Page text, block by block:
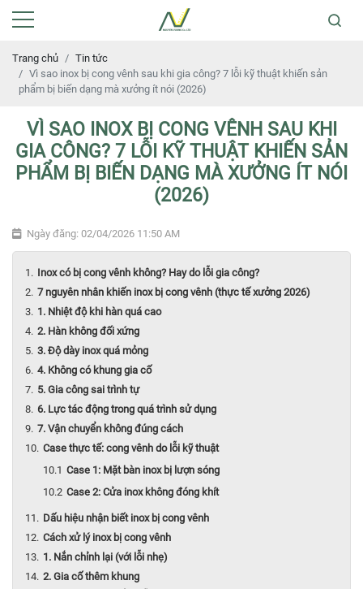
Trang chủ
Tin tức
Vì sao inox bị cong vênh sau khi gia công? 7 lỗi kỹ thuật khiến sản
phẩm bị biến dạng mà xưởng ít nói (2026)
VÌ SAO INOX BỊ CONG VÊNH SAU KHI
GIA CÔNG? 7 LỖI KỸ THUẬT KHIẾN SẢN
PHẨM BỊ BIẾN DẠNG MÀ XƯỞNG ÍT NÓI
(2026)
Ngày đăng: 02/04/2026 11:50 AM
Inox có bị cong vênh không? Hay do lỗi gia công?
7 nguyên nhân khiến inox bị cong vênh (thực tế xưởng 2026)
1. Nhiệt độ khi hàn quá cao
2. Hàn không đối xứng
3. Độ dày inox quá mỏng
4. Không có khung gia cố
5. Gia công sai trình tự
6. Lực tác động trong quá trình sử dụng
7. Vận chuyển không đúng cách
Case thực tế: cong vênh do lỗi kỹ thuật
Case 1: Mặt bàn inox bị lượn sóng
Case 2: Cửa inox không đóng khít
Dấu hiệu nhận biết inox bị cong vênh
Cách xử lý inox bị cong vênh
1. Nắn chỉnh lại (với lỗi nhẹ)
2. Gia cố thêm khung